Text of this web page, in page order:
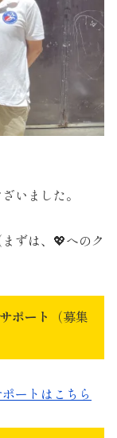
いました。
ずは、💖へのク
ポート
（募集
ートはこちら